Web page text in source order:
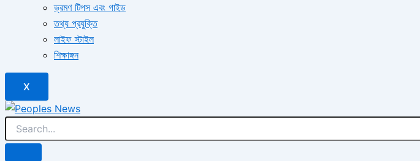
ভ্রমণ টিপস এবং গাইড
তথ্য প্রযুক্তি
লাইফ স্টাইল
শিক্ষাঙ্গন
X